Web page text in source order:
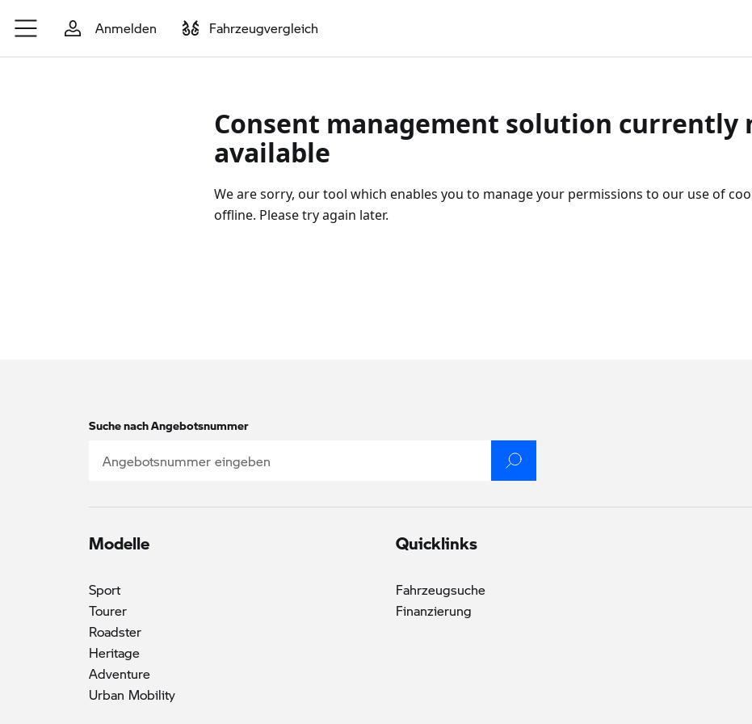
Zum Hauptinhalt springen
Anmelden Fahrzeugvergleich
Suche nach Angebotsnummer
Modelle
Sport
Tourer
Roadster
Heritage
Adventure
Urban Mobility
Quicklinks
Fahrzeugsuche
Finanzierung